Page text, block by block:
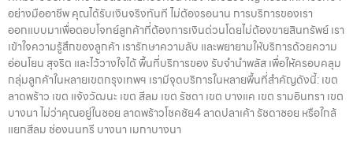
อย่างมืออาชีพ คุณได้รับเงินจริงทันที ไม่ต้องรอนาน การบริการของเรา
ออกแบบมาเพื่อตอบโจทย์ลูกค้าที่ต้องการเงินด่วนโดยไม่ต้องขายสินทรัพย์ เรา
เข้าใจความรู้สึกของลูกค้า เรารักษาความลับ และพยายามให้บริการด้วยความ
อ่อนโยน สุจริต และไว้วางใจได้ พื้นที่บริการของ รับจำนำพลัส เพื่อให้ครอบคลุม
กลุ่มลูกค้าในหลายเขตกรุงเทพฯ เรามีจุดบริการในหลายพื้นที่สำคัญดังนี้: เขต
ลาดพร้าว เขต แจ้งวัฒนะ เขต สีลม เขต รัชดา เขต บางแค เขต รามอินทรา เขต
บางนา ไม่ว่าคุณอยู่ในซอย ลาดพร้าวโชคชัย4 ลาดปลาเค้า รัชดาซอย หรือใกล้
แยกสีลม ช่องนนทรี บางนา เมกาบางนา